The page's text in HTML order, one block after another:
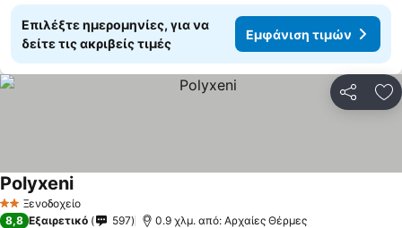
Επιλέξτε ημερομηνίες, για να
δείτε τις ακριβείς τιμές
Εμφάνιση τιμών
2 ΑστέριαΞενοδοχείο
Polyxeni
8,8 Εξαιρετικό 597 0.9 χλμ. από: Αρχαίες Θέρμες